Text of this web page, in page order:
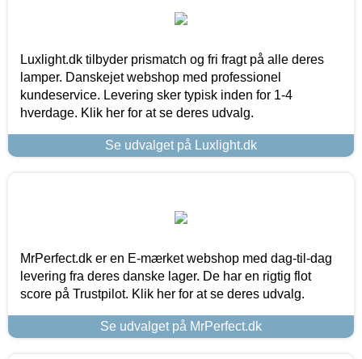
Luxlight.dk tilbyder prismatch og fri fragt på alle deres
lamper. Danskejet webshop med professionel
kundeservice. Levering sker typisk inden for 1-4
hverdage. Klik her for at se deres udvalg.
Se udvalget på Luxlight.dk
MrPerfect.dk er en E-mærket webshop med dag-til-dag
levering fra deres danske lager. De har en rigtig flot
score på Trustpilot. Klik her for at se deres udvalg.
Se udvalget på MrPerfect.dk